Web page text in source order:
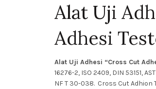
Alat Uji
Adhesi
Alat Uji Adhesi “Cross Cut
16276-2, ISO 2409, DIN 53151,
NF T 30-038. Cross Cut Adhion